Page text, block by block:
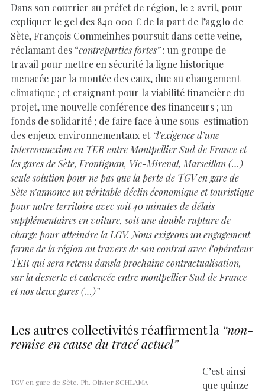
Dans son courrier au préfet de région, le 2 avril, pour
expliquer le gel des 840 000 € de la part de l’agglo de
Sète, François Commeinhes poursuit dans cette veine,
réclamant des “contreparties fortes”: un groupe de
travail pour mettre en sécurité la ligne historique
menacée par la montée des eaux, due au changement
climatique ; et craignant pour la viabilité financière du
projet, une nouvelle conférence des financeurs ; un
fonds de solidarité ; de faire face à une sous-estimation
des enjeux environnementaux et “l’exigence d’une
interconnexion en TER entre Montpellier Sud de France et
les gares de Sète, Frontignan, Vic-Mireval, Marseillan (…)
seule solution pour ne pas que la perte de TGV en gare de
Sète n’annonce un véritable déclin économique et touristique
pour notre territoire avec soit 40 minutes de délais
supplémentaires en voiture, soit une double rupture de
charge pour atteindre la LGV. Nous exigeons un engagement
ferme de la région au travers de son contrat avec l’opérateur
TER qui sera retenu dansla prochaine contractualisation,
sur la desserte et cadencée entre montpellier Sud de France
et nos deux gares (…)”
Les autres collectivités réaffirment la “non-
remise en cause du tracé actuel”
TGV en gare de Sète. Ph. Olivier SCHLAMA
C’est ainsi
que quinze